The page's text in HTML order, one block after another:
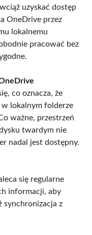
uzyskać dostęp
OneDrive przez
lokalnemu
pracować bez
co oznacza, że
lokalnym folderze
ważne, przestrzeń
twardym nie
nadal jest dostępny.
się regularne
informacji, aby
synchronizacja z